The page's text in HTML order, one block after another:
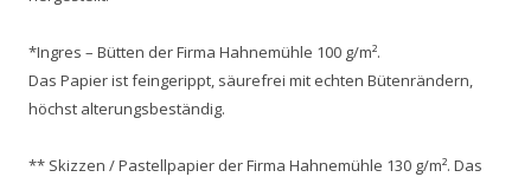
*Ingres – Bütten der Firma Hahnemühle 100 g/m².
Das Papier ist feingerippt, säurefrei mit echten Bütenrändern,
höchst alterungsbeständig.
** Skizzen / Pastellpapier der Firma Hahnemühle 130 g/m². Das